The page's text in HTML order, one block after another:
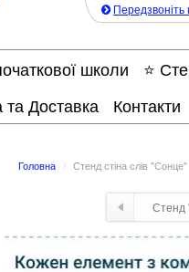
Передзвоніть
школи ⭐
Доставка Контакти
Головна Стенд стіна слів "Сонце"
Стенд